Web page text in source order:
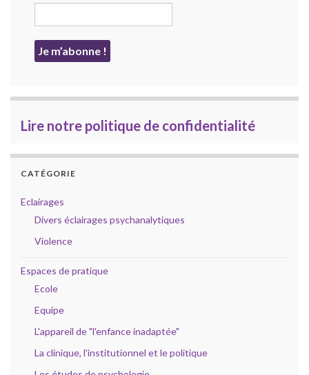
Lire notre politique de confidentialité
CATÉGORIE
Eclairages
Divers éclairages psychanalytiques
Violence
Espaces de pratique
Ecole
Equipe
L'appareil de "l'enfance inadaptée"
La clinique, l'institutionnel et le politique